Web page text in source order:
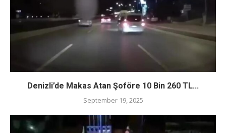
Denizli’de Makas Atan Şoföre 10 Bin 260 TL...
September 19, 2025